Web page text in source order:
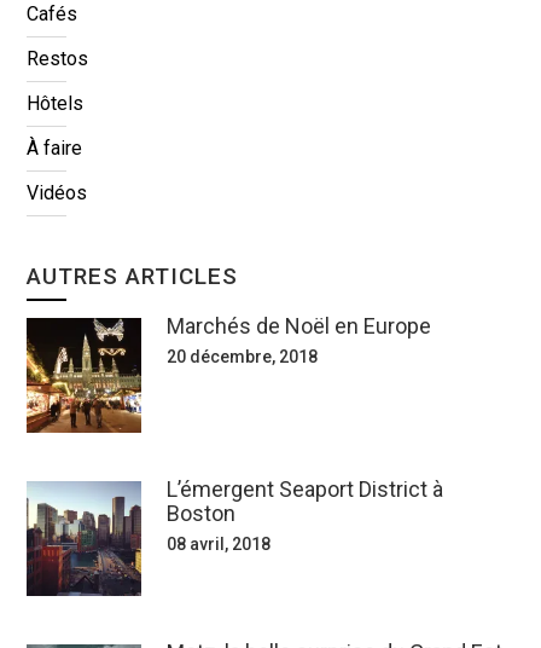
Cafés
Restos
Hôtels
À faire
Vidéos
AUTRES ARTICLES
Marchés de Noël en Europe
20 décembre, 2018
L’émergent Seaport District à
Boston
08 avril, 2018